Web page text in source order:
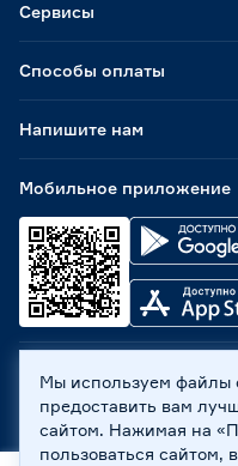
Способы оплаты
Мобильное приложение
Сервисы
Напишите нам
ООО «Бауцентр Рус»
ул. А.Невского, 205.
Все права защищены
Мы используем файлы
предоставить вам
сайтом. Нажимая на
пользоваться сайтом,